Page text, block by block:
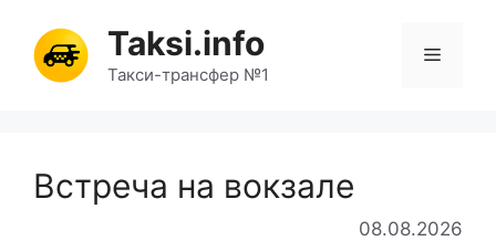
содержимому
Taksi.info
Такси-трансфер №1
Меню
Встреча на вокзале
08.08.2026